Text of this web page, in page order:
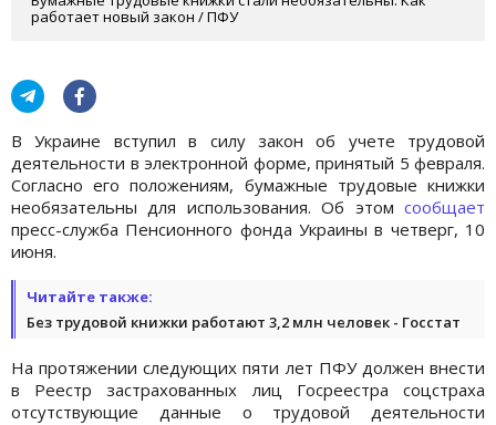
работает новый закон / ПФУ
В Украине вступил в силу закон об учете трудовой
деятельности в электронной форме, принятый 5 февраля.
Согласно его положениям, бумажные трудовые книжки
необязательны для использования. Об этом сообщает
пресс-служба Пенсионного фонда Украины в четверг, 10
июня.
Читайте также:
Без трудовой книжки работают 3,2 млн человек - Госстат
На протяжении следующих пяти лет ПФУ должен внести
в Реестр застрахованных лиц Госреестра соцстраха
отсутствующие данные о трудовой деятельности